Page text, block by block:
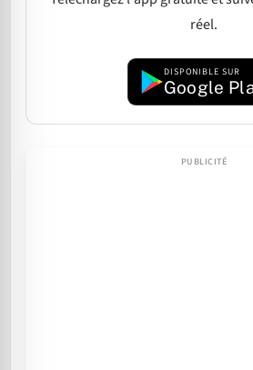
réel.
DISPONIBLE SUR
Google